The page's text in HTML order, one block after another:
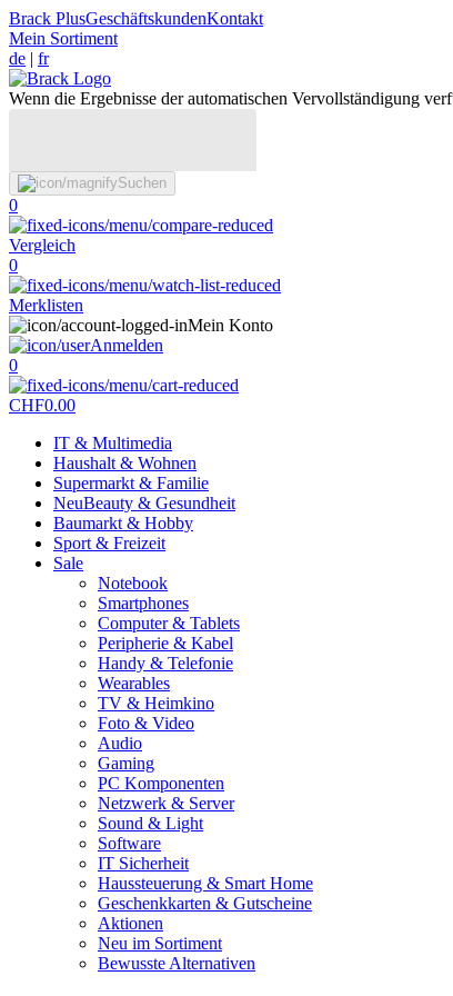
Brack PlusGeschäftskundenKontakt
Mein Sortiment
de | fr
Wenn die Ergebnisse der automatischen Vervollständigung
Suchen
0
Vergleich
0
Merklisten
Mein Konto
Anmelden
0
CHF0.00
IT & Multimedia
Haushalt & Wohnen
Supermarkt & Familie
NeuBeauty & Gesundheit
Baumarkt & Hobby
Sport & Freizeit
Sale
Notebook
Smartphones
Computer & Tablets
Peripherie & Kabel
Handy & Telefonie
Wearables
TV & Heimkino
Foto & Video
Audio
Gaming
PC Komponenten
Netzwerk & Server
Sound & Light
Software
IT Sicherheit
Haussteuerung & Smart Home
Geschenkkarten & Gutscheine
Aktionen
Neu im Sortiment
Bewusste Alternativen